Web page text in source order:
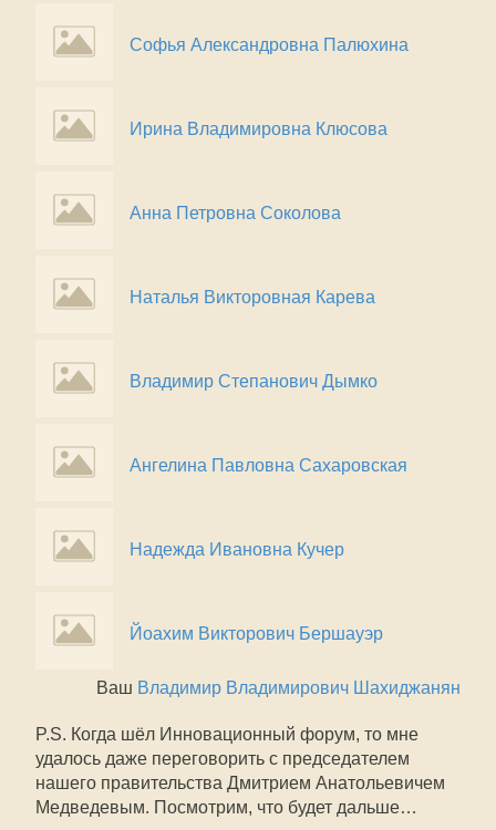
Софья Александровна Палюхина
Ирина Владимировна Клюсова
Анна Петровна Cоколова
Наталья Викторовная Карева
Владимир Степанович Дымко
Ангелина Павловна Сахаровская
Надежда Ивановна Кучер
Йоахим Викторович Бершауэр
Ваш Владимир Владимирович Шахиджанян
P.S. Когда шёл Инновационный форум, то мне
удалось даже переговорить с председателем
нашего правительства Дмитрием Анатольевичем
Медведевым. Посмотрим, что будет дальше…